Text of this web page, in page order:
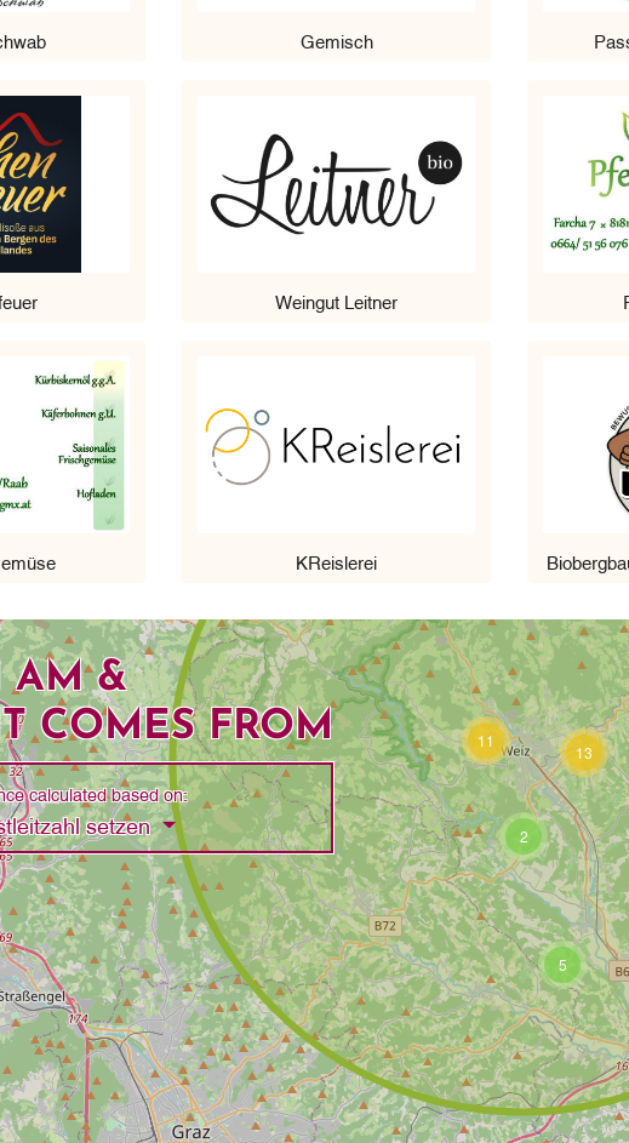
Gemisch
Weingut Leitner
KReislerei
2
5
2
11
13
AM &
COMES FROM
calculated based on:
setzenToggle Dropdown